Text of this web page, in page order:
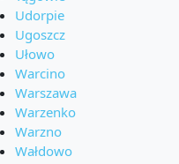
Udorpie
Ugoszcz
Ułowo
Warcino
Warszawa
Warzenko
Warzno
Wałdowo